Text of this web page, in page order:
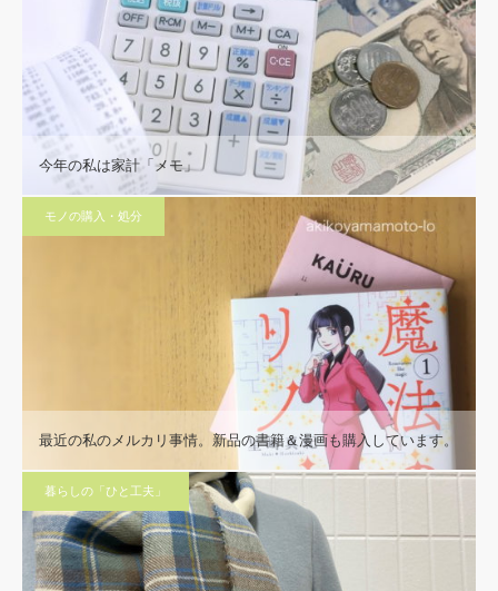
今年の私は家計「メモ」
モノの購入・処分
最近の私のメルカリ事情。新品の書籍＆漫画も購入しています。
暮らしの「ひと工夫」